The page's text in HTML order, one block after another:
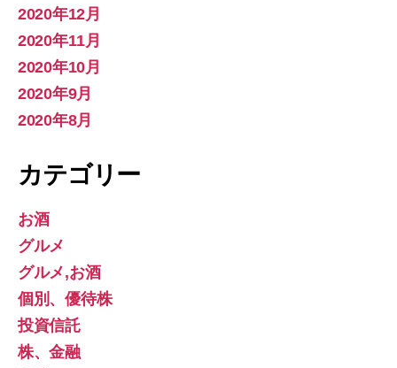
2020年12月
2020年11月
2020年10月
2020年9月
2020年8月
カテゴリー
お酒
グルメ
グルメ,お酒
個別、優待株
投資信託
株、金融